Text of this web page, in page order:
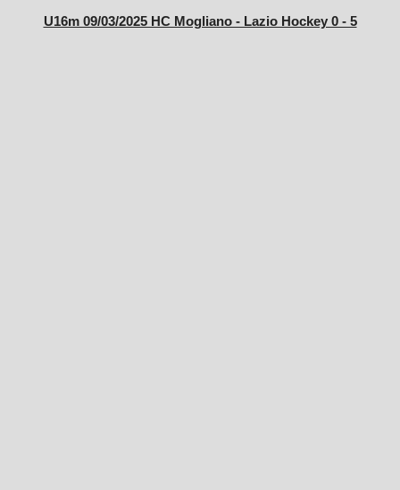
U16m 09/03/2025 HC Mogliano - Lazio Hockey 0 - 5